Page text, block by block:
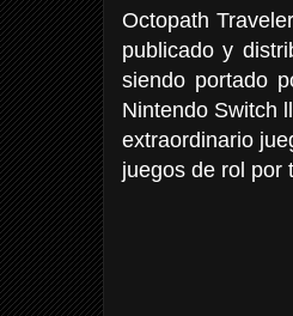
Octopath
publicado y
siendo portado
Nintendo Switch
extraordinario
juegos de rol por